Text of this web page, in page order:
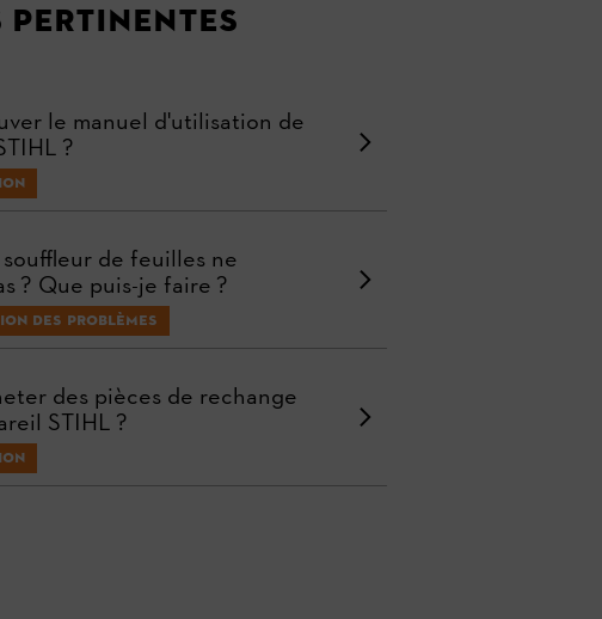
Pertinentes
le manuel d'utilisation de
?
de feuilles ne
? Que puis-je faire ?
des problèmes
des pièces de rechange
STIHL ?